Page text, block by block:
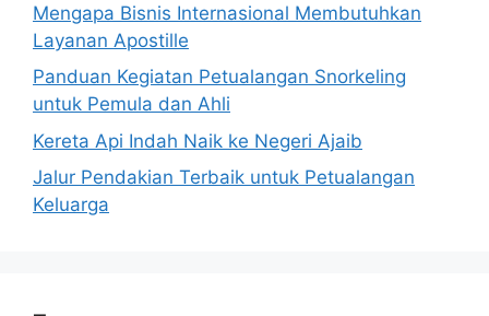
Mengapa Bisnis Internasional Membutuhkan
Layanan Apostille
Panduan Kegiatan Petualangan Snorkeling
untuk Pemula dan Ahli
Kereta Api Indah Naik ke Negeri Ajaib
Jalur Pendakian Terbaik untuk Petualangan
Keluarga